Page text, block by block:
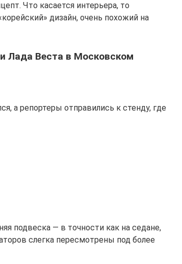
Что касается интерьера, то
дизайн, очень похожий на
Лада Веста в Московском
а репортеры отправились к стенду, где
подвеска — в точности как на седане,
слегка пересмотрены под более